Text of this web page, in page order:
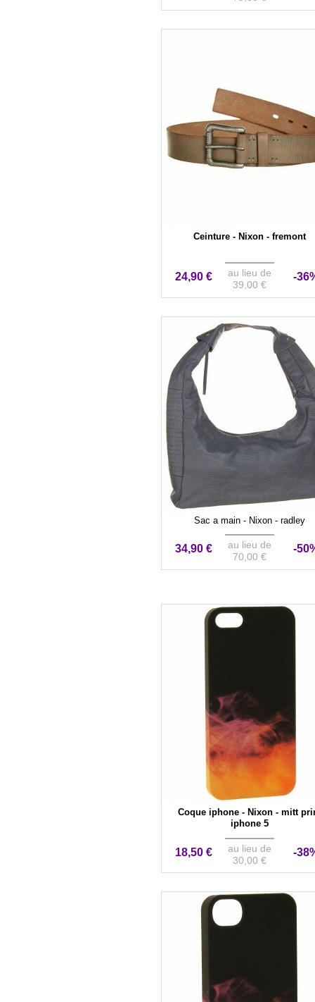
Ceinture - Nixon - fremont
24,90 €
au lieu de
39,00 €
-
Sac a main - Nixon - radley
34,90 €
au lieu de
70,00 €
-
Coque iphone - Nixon - mitt
iphone 5
18,50 €
au lieu de
30,00 €
-